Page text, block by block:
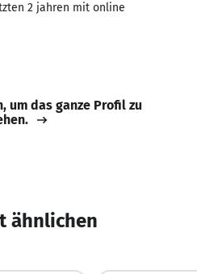
2 jahren mit online
um das ganze Profil zu
ähnlichen